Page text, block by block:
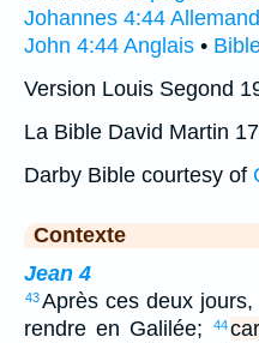
Johannes 4:44 Allemand
John 4:44 Anglais •
Version Louis Segond
La Bible David Martin
Darby Bible courtesy of
Contexte
Jean 4
43Après ces deux
rendre en Galilée;
44